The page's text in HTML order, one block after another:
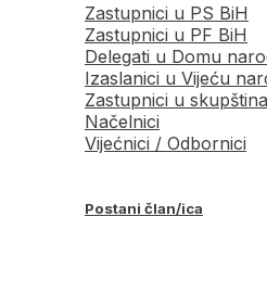
Zastupnici u PS BiH
Zastupnici u PF BiH
Delegati u Domu
Izaslanici u Vijeću
Zastupnici u
Načelnici
Vijećnici / Odbornici
Postani član/ica